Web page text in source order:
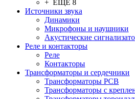
+ ЕЩЕ 8
Источники звука
Динамики
Микрофоны и наушники
Акустические
Реле и контакторы
Реле
Контакторы
Трансформаторы и сердечники
Трансформаторы PCB
Трансформаторы с